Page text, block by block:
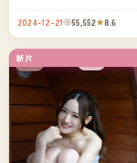
凑，值得推荐观看。
2024-12-21 55,552 8.6
新片
中国